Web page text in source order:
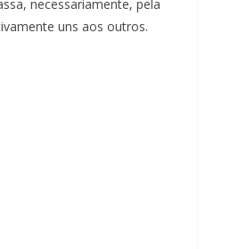
necessariamente, pela
uns aos outros.